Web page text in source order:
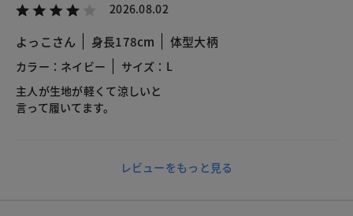
2026.08.02
よっこさん 身長178cm 体型大柄
カラー：ネイビー
サイズ：L
主人が生地が軽くて涼しいと
言って履いてます。
レビューをもっと見る